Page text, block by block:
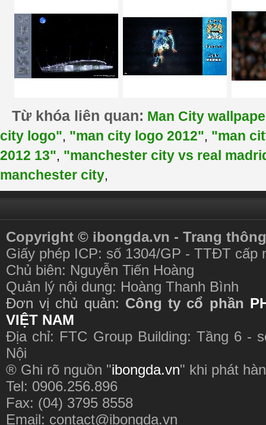
Từ khóa liên quan: Man City
city logo", "man city logo 2012", "man
2012 13", "manchester city vs real
manchester city,
Copyright © ibongda.vn - Trang
Giấy phép ICP: số 1304/GP - TTĐT cấp
Chủ biên: Nguyễn Tiến Hoàng
Quản lý nội dung: Hoàng Thanh Bình
Đơn vị chủ quản: Công ty cổ phần
VIỆT NAM
Địa chỉ: FTC Group Building: Tầng 6 -
Nội
® Ghi rõ nguồn "ibongda.vn" khi phát
Tel: 0906.256.896
Fax: (04) 3795 8558
Email: contact@ibongda.vn